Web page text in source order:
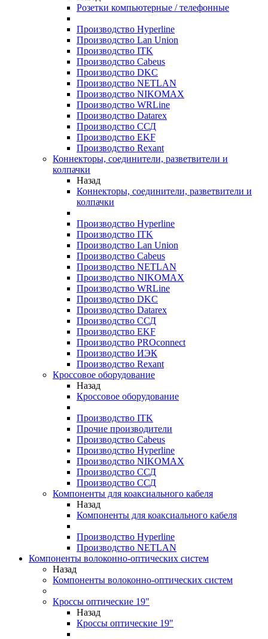
Розетки компьютерные / телефонные
Производство Hyperline
Производство Lan Union
Производство ITK
Производство Cabeus
Производство DKC
Производство NETLAN
Производство NIKOMAX
Производство WRLine
Производство Datarex
Производство ССД
Производство EKF
Производство Rexant
Коннекторы, соединители, разветвители и
колпачки
Назад
Коннекторы, соединители, разветвители и
колпачки
Производство Hyperline
Производство ITK
Производство Lan Union
Производство Cabeus
Производство NETLAN
Производство NIKOMAX
Производство WRLine
Производство DKC
Производство Datarex
Производство ССД
Производство EKF
Производство PROconnect
Производство ИЭК
Производство Rexant
Кроссовое оборудование
Назад
Кроссовое оборудование
Производство ITK
Прочие производители
Производство Cabeus
Производство Hyperline
Производство NIKOMAX
Производство ССД
Производство ССД
Компоненты для коаксиального кабеля
Назад
Компоненты для коаксиального кабеля
Производство Hyperline
Производство NETLAN
Компоненты волоконно-оптических систем
Назад
Компоненты волоконно-оптических систем
Кроссы оптические 19"
Назад
Кроссы оптические 19"